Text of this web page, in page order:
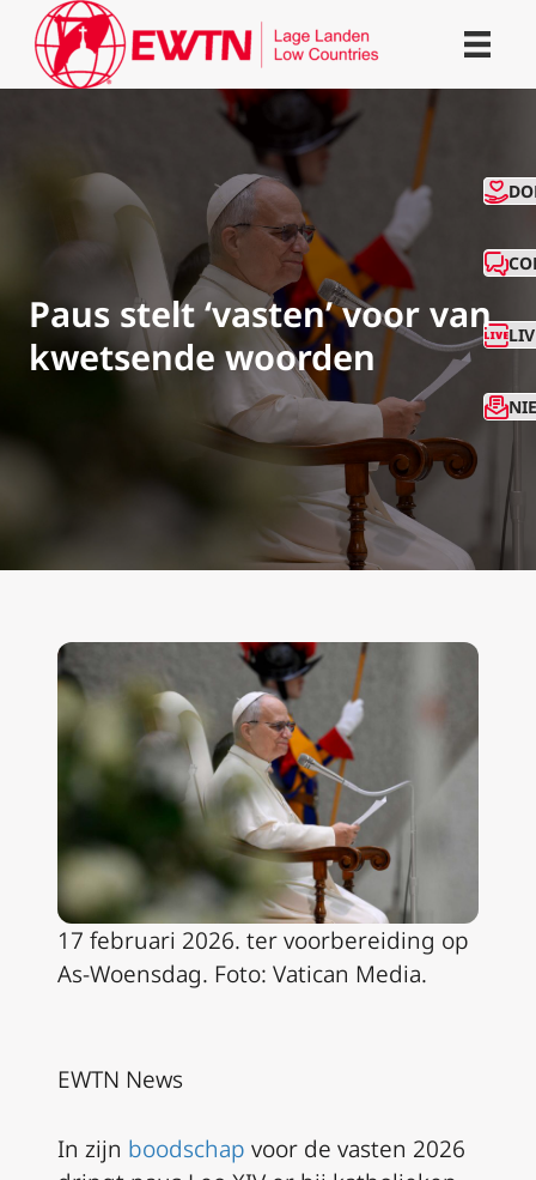
Paus stelt ‘vasten’ voor van
kwetsende woorden
17 februari 2026. ter voorbereiding op
As-Woensdag. Foto: Vatican Media.
EWTN News
In zijn boodschap voor de vasten 2026